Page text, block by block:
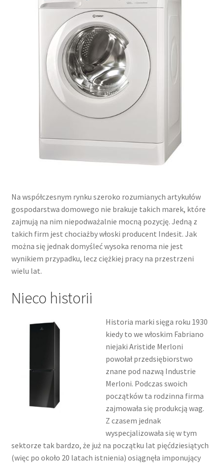
Na współczesnym rynku szeroko rozumianych artykułów
gospodarstwa domowego nie brakuje takich marek, które
zajmują na nim niepodważalnie mocną pozycję. Jedną z
takich firm jest chociażby włoski producent Indesit. Jak
można się jednak domyśleć wysoka renoma nie jest
wynikiem przypadku, lecz ciężkiej pracy na przestrzeni
wielu lat.
Nieco historii
Historia marki sięga roku 1930
kiedy to we włoskim Fabriano
niejaki Aristide Merloni
powołał przedsiębiorstwo
znane pod nazwą Industrie
Merloni. Podczas swoich
początków ta rodzinna firma
zajmowała się produkcją wag.
Z czasem jednak
wyspecjalizowała się w tym
sektorze tak bardzo, że już na początku lat pięćdziesiątych
(więc po około 20 latach istnienia) osiągnęła imponujący